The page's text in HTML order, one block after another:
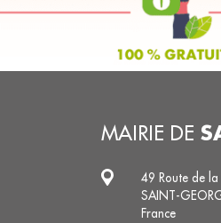
MAIRIE DE
49 Route de
SAINT-
France